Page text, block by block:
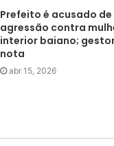
Prefeito é acusado de
agressão contra
interior baiano;
nota
abr 15, 2026